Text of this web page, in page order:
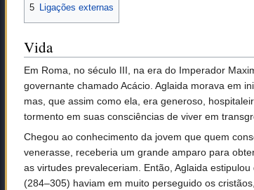
5 Ligações externas
Vida
Em Roma, no século III, na era do Imperador
governante chamado Acácio. Aglaida morava em
mas, que assim como ela, era generoso,
tormento em suas consciências de viver em
Chegou ao conhecimento da jovem que quem
venerasse, receberia um grande amparo para
as virtudes prevaleceriam. Então, Aglaida
(284–305) haviam em muito perseguido os